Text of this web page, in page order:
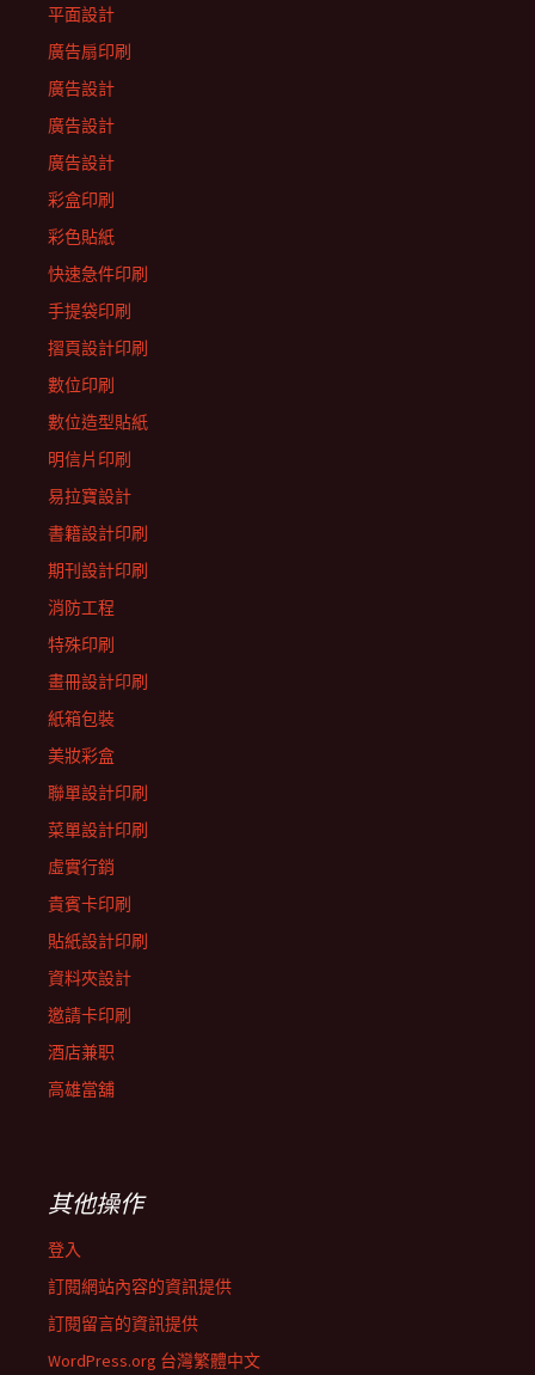
平面設計
廣告扇印刷
廣告設計
廣告設計
廣告設計
彩盒印刷
彩色貼紙
快速急件印刷
手提袋印刷
摺頁設計印刷
數位印刷
數位造型貼紙
明信片印刷
易拉寶設計
書籍設計印刷
期刊設計印刷
消防工程
特殊印刷
畫冊設計印刷
紙箱包裝
美妝彩盒
聯單設計印刷
菜單設計印刷
虛實行銷
貴賓卡印刷
貼紙設計印刷
資料夾設計
邀請卡印刷
酒店兼职
高雄當舖
其他操作
登入
訂閱網站內容的資訊提供
訂閱留言的資訊提供
WordPress.org 台灣繁體中文